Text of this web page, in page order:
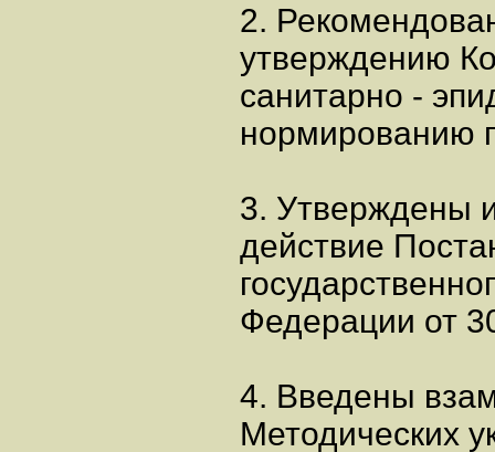
2.
утверждению
санитарно -
нормированию
3. Утверждены
действие
Федерации от
4. Введены
Методических